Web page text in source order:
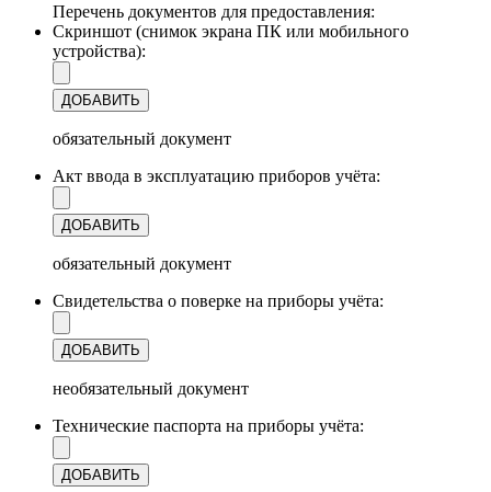
Перечень документов для предоставления:
Скриншот (снимок экрана ПК или мобильного
устройства):
ДОБАВИТЬ
обязательный документ
Акт ввода в эксплуатацию приборов учёта:
ДОБАВИТЬ
обязательный документ
Свидетельства о поверке на приборы учёта:
ДОБАВИТЬ
необязательный документ
Технические паспорта на приборы учёта:
ДОБАВИТЬ